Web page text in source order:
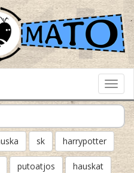
sk harrypotter
putoatjos hauskat